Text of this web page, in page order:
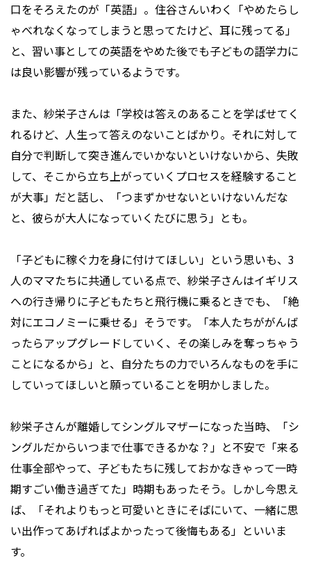
口をそろえたのが「英語」。住谷さんいわく「やめたらし
ゃべれなくなってしまうと思ってたけど、耳に残ってる」
と、習い事としての英語をやめた後でも子どもの語学力に
は良い影響が残っているようです。
また、紗栄子さんは「学校は答えのあることを学ばせてく
れるけど、人生って答えのないことばかり。それに対して
自分で判断して突き進んでいかないといけないから、失敗
して、そこから立ち上がっていくプロセスを経験すること
が大事」だと話し、「つまずかせないといけないんだな
と、彼らが大人になっていくたびに思う」とも。
「子どもに稼ぐ力を身に付けてほしい」という思いも、3
人のママたちに共通している点で、紗栄子さんはイギリス
への行き帰りに子どもたちと飛行機に乗るときでも、「絶
対にエコノミーに乗せる」そうです。「本人たちががんば
ったらアップグレードしていく、その楽しみを奪っちゃう
ことになるから」と、自分たちの力でいろんなものを手に
していってほしいと願っていることを明かしました。
紗栄子さんが離婚してシングルマザーになった当時、「シ
ングルだからいつまで仕事できるかな？」と不安で「来る
仕事全部やって、子どもたちに残しておかなきゃって一時
期すごい働き過ぎてた」時期もあったそう。しかし今思え
ば、「それよりもっと可愛いときにそばにいて、一緒に思
い出作ってあげればよかったって後悔もある」といいま
す。